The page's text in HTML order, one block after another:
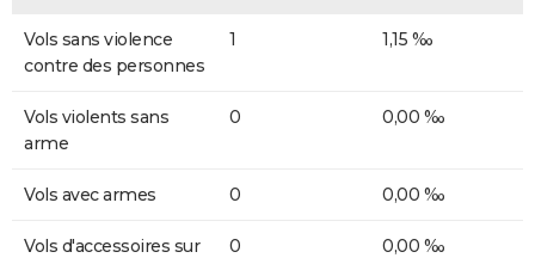
Vols sans violence
contre des personnes
1 1,15 ‰
Vols violents sans
arme
0 0,00 ‰
Vols avec armes 0 0,00 ‰
Vols d'accessoires sur
0 0,00 ‰